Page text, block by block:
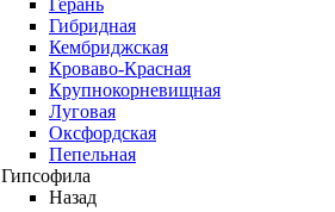
Герань
Гибридная
Кембриджская
Кроваво-Красная
Крупнокорневищная
Луговая
Оксфордская
Пепельная
Гипсофила
Назад